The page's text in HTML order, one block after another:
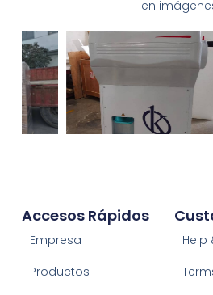
en
Help
Accesos Rápidos
Empresa
Productos